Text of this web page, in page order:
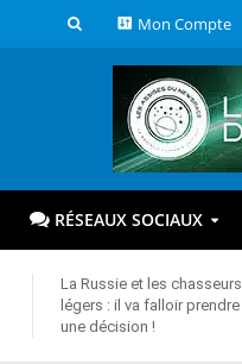
Mon Compte
RÉSEAUX SOCIAUX
La Russie et les chasseurs
légers : il va falloir prendre
une décision !